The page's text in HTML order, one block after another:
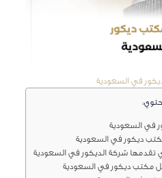
في السعودية
في السعودية
مكتب ديكور في السعودية
تقدمها شركة الديكور في السعودية
مكتب ديكور في السعودية